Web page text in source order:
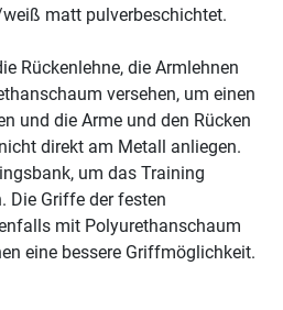
matt pulverbeschichtet.
Rückenlehne, die Armlehnen
versehen, um einen
und die Arme und den Rücken
direkt am Metall anliegen.
um das Training
Die Griffe der festen
mit Polyurethanschaum
eine bessere Griffmöglichkeit.